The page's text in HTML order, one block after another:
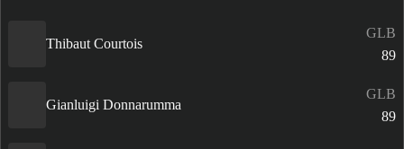
Thibaut Courtois
GLB
89
Gianluigi Donnarumma
GLB
89